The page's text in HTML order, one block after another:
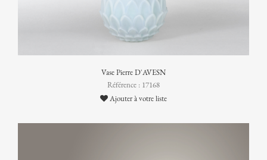
Vase Pierre D'AVESN
Référence : 17168
Ajouter à votre liste